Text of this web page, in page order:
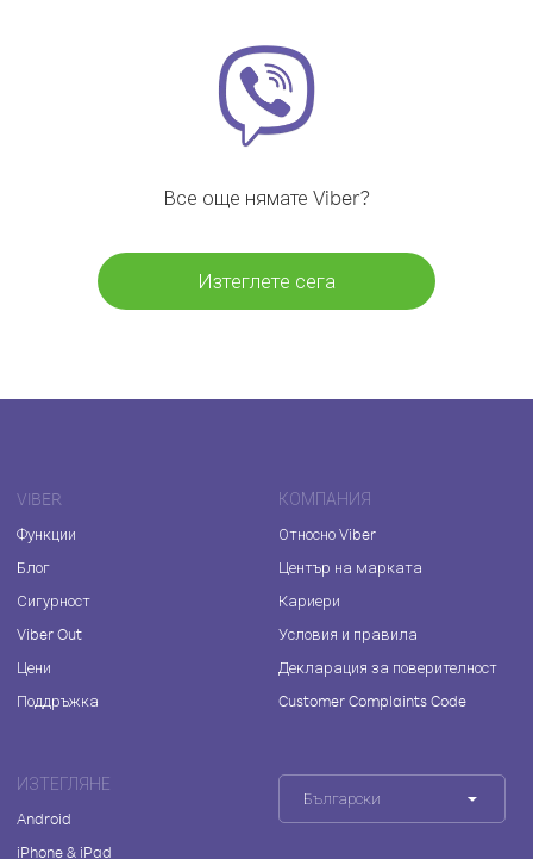
Все още нямате Viber?
Изтеглете сега
VIBER
Функции
Блог
Сигурност
Viber Out
Цени
Поддръжка
КОМПАНИЯ
Относно Viber
Център на марката
Кариери
Условия и правила
Декларация за поверителност
Customer Complaints Code
ИЗТЕГЛЯНЕ
Android
iPhone & iPad
Български